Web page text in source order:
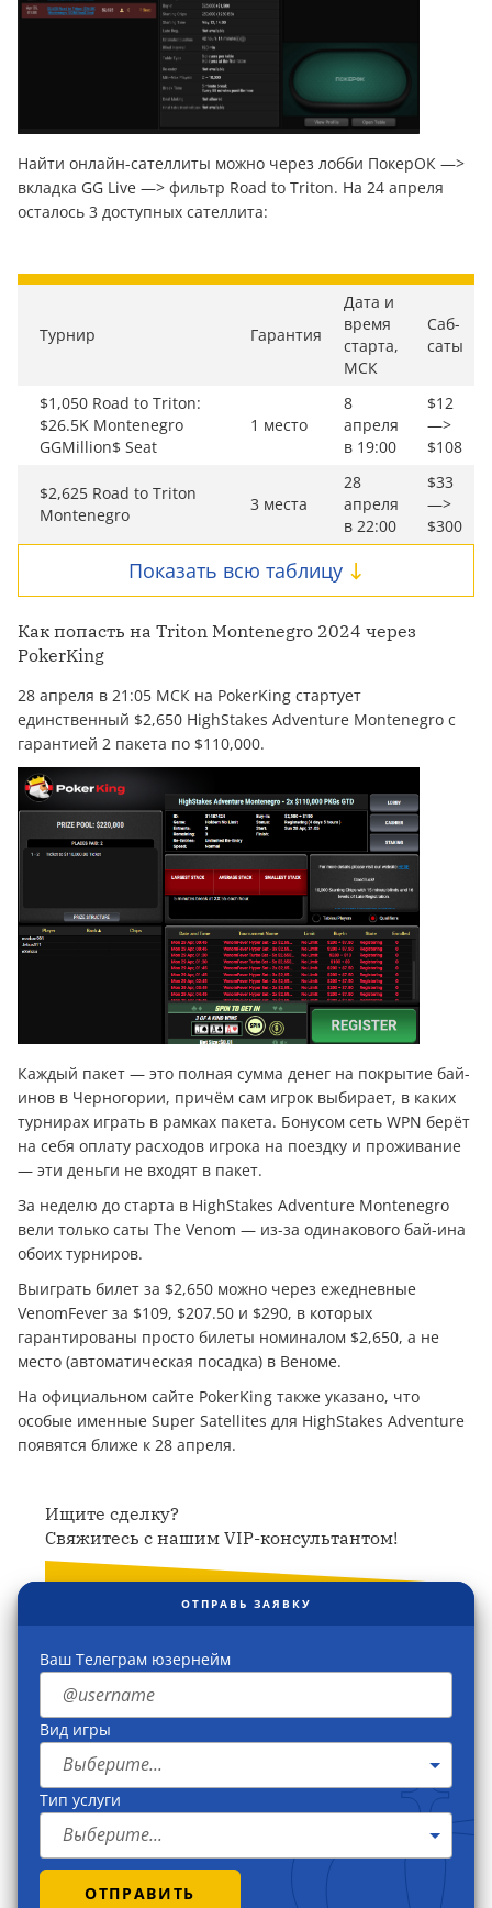
Найти онлайн-сателлиты можно через лобби ПокерОК —>
вкладка GG Live —> фильтр Road to Triton. На 24 апреля
осталось 3 доступных сателлита:
Турнир Гарантия
Дата и
время
старта,
МСК
Саб-
саты
$1,050 Road to Triton:
$26.5K Montenegro
GGMillion$ Seat
1 место
8
апреля
в 19:00
$12
—>
$108
$2,625 Road to Triton
Montenegro
3 места
28
апреля
в 22:00
$33
—>
$300
Показать всю таблицу
Как попасть на Triton Montenegro 2024 через
PokerKing
28 апреля в 21:05 МСК на PokerKing стартует
единственный $2,650 HighStakes Adventure Montenegro с
гарантией 2 пакета по $110,000.
Каждый пакет — это полная сумма денег на покрытие бай-
инов в Черногории, причём сам игрок выбирает, в каких
турнирах играть в рамках пакета. Бонусом сеть WPN берёт
на себя оплату расходов игрока на поездку и проживание
— эти деньги не входят в пакет.
За неделю до старта в HighStakes Adventure Montenegro
вели только саты The Venom — из-за одинакового бай-ина
обоих турниров.
Выиграть билет за $2,650 можно через ежедневные
VenomFever за $109, $207.50 и $290, в которых
гарантированы просто билеты номиналом $2,650, а не
место (автоматическая посадка) в Веноме.
На официальном сайте PokerKing также указано, что
особые именные Super Satellites для HighStakes Adventure
появятся ближе к 28 апреля.
Ищите сделку?
Свяжитесь с нашим VIP-консультантом!
ОТПРАВЬ ЗАЯВКУ
Ваш Телеграм юзернейм
Вид игры
Выберите...
Тип услуги
Выберите...
ОТПРАВИТЬ